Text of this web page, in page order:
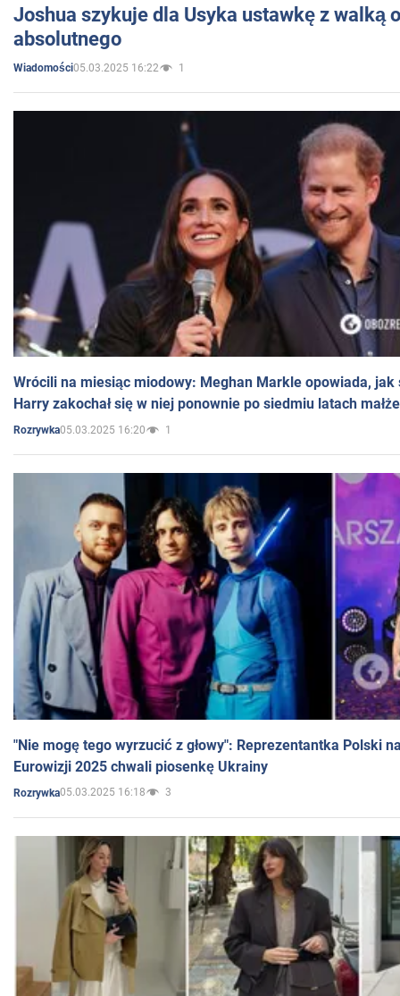
Joshua szykuje dla Usyka ustawkę z walką
absolutnego
Wiadomości05.03.2025 16:22 1
Wrócili na miesiąc miodowy: Meghan Markle opowiada, jak
Harry zakochał się w niej ponownie po siedmiu latach
Rozrywka05.03.2025 16:20 1
"Nie mogę tego wyrzucić z głowy": Reprezentantka Polski
Eurowizji 2025 chwali piosenkę Ukrainy
Rozrywka05.03.2025 16:18 3